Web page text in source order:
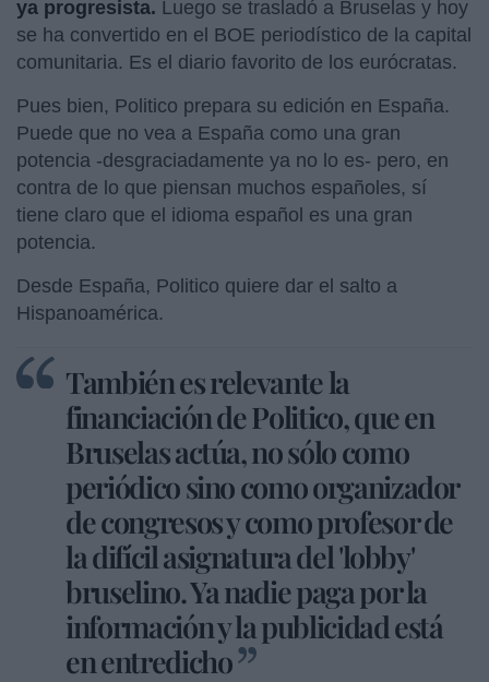
ya progresista. Luego se trasladó a Bruselas y hoy
se ha convertido en el BOE periodístico de la capital
comunitaria. Es el diario favorito de los eurócratas.
Pues bien, Politico prepara su edición en España.
Puede que no vea a España como una gran
potencia -desgraciadamente ya no lo es- pero, en
contra de lo que piensan muchos españoles, sí
tiene claro que el idioma español es una gran
potencia.
Desde España, Politico quiere dar el salto a
Hispanoamérica.
También es relevante la
financiación de Politico, que en
Bruselas actúa, no sólo como
periódico sino como organizador
de congresos y como profesor de
la difícil asignatura del 'lobby'
bruselino. Ya nadie paga por la
información y la publicidad está
en entredicho